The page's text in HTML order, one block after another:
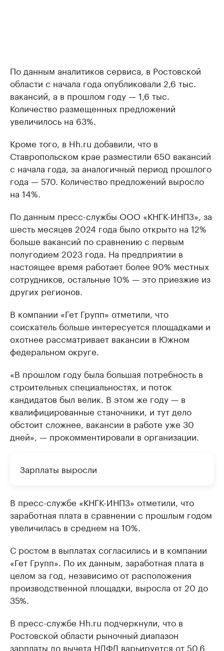
По данным аналитиков сервиса, в Ростовской
области с начала года опубликовали 2,6 тыс.
вакансий, а в прошлом году — 1,6 тыс.
Количество размещенных предложений
увеличилось на 63%.
Кроме того, в Hh.ru добавили, что в
Ставропольском крае разместили 650 вакансий
с начала года, за аналогичный период прошлого
года — 570. Количество предложений выросло
на 14%.
По данным пресс-службы ООО «КНГК-ИНПЗ», за
шесть месяцев 2024 года было открыто на 12%
больше вакансий по сравнению с первым
полугодием 2023 года. На предприятии в
настоящее время работает более 90% местных
сотрудников, остальные 10% — это приезжие из
других регионов.
В компании «Гет Групп» отметили, что
соискатель больше интересуется площадками и
охотнее рассматривает вакансии в Южном
федеральном округе.
«В прошлом году была большая потребность в
строительных специальностях, и поток
кандидатов был велик. В этом же году — в
квалифицированные станочники, и тут дело
обстоит сложнее, вакансии в работе уже 30
дней», — прокомментировали в организации.
Зарплаты выросли
В пресс-службе «КНГК-ИНПЗ» отметили, что
заработная плата в сравнении с прошлым годом
увеличилась в среднем на 10%.
С ростом в выплатах согласились и в компании
«Гет Групп». По их данным, заработная плата в
целом за год, независимо от расположения
производственной площадки, выросла от 20 до
35%.
В пресс-службе Hh.ru подчеркнули, что в
Ростовской области рыночный диапазон
зарплаты до вычета НДФЛ варьируется от 50,6